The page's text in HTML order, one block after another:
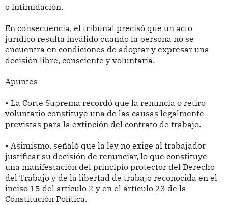
o intimidación.
En consecuencia, el tribunal precisó que un acto
jurídico resulta inválido cuando la persona no se
encuentra en condiciones de adoptar y expresar una
decisión libre, consciente y voluntaria.
Apuntes
• La Corte Suprema recordó que la renuncia o retiro
voluntario constituye una de las causas legalmente
previstas para la extinción del contrato de trabajo.
• Asimismo, señaló que la ley no exige al trabajador
justificar su decisión de renunciar, lo que constituye
una manifestación del principio protector del Derecho
del Trabajo y de la libertad de trabajo reconocida en el
inciso 15 del artículo 2 y en el artículo 23 de la
Constitución Política.